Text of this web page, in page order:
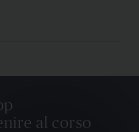
al corso